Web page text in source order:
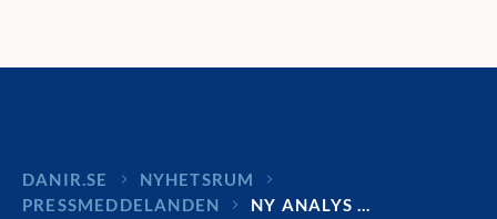
DANIR
NYHETSRUM
PRESSMEDDELANDEN
NY ANALYS …